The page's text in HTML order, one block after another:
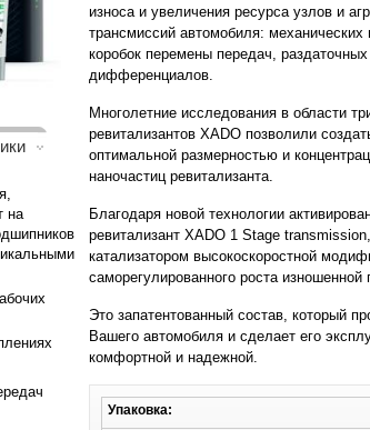
на
износа и увеличения ресурса узлов и
трансмиссий автомобиля: механических
коробок перемены передач, раздаточных
дифференциалов.
Многолетние исследования в области
ревитализантов XADO позволили
оптимальной размерностью и
наночастиц ревитализанта.
Благодаря новой технологии
ревитализант XADO 1 Stage
катализатором высокоскоростной
саморегулированного роста изношенной
Это запатентованный состав, который
Вашего автомобиля и сделает его
комфортной и надежной.
Упаковка: